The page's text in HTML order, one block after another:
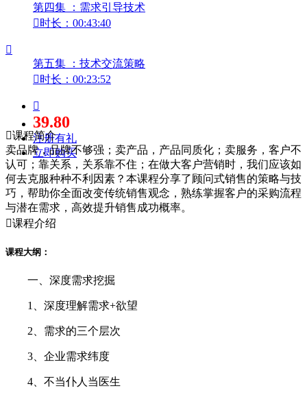
第四集 ：需求引导技术
时长：00:43:40

第五集 ：技术交流策略
时长：00:23:52

39.80
注册有礼
立即购买
课程简介
卖品牌，品牌不够强；卖产品，产品同质化；卖服务，客户不
认可；靠关系，关系靠不住；在做大客户营销时，我们应该如
何去克服种种不利因素？本课程分享了顾问式销售的策略与技
巧，帮助你全面改变传统销售观念，熟练掌握客户的采购流程
与潜在需求，高效提升销售成功概率。
课程介绍
课程大纲：
一、深度需求挖掘
1、深度理解需求+欲望
2、需求的三个层次
3、企业需求纬度
4、不当仆人当医生